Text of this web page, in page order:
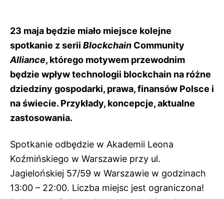
23 maja będzie miało miejsce kolejne
spotkanie z serii Blockchain Community
Alliance, którego motywem przewodnim
będzie wpływ technologii blockchain na różne
dziedziny gospodarki, prawa, finansów Polsce i
na świecie. Przykłady, koncepcje, aktualne
zastosowania.
Spotkanie odbędzie w Akademii Leona
Koźmińskiego w Warszawie przy ul.
Jagielońskiej 57/59 w Warszawie w godzinach
13:00 – 22:00. Liczba miejsc jest ograniczona!